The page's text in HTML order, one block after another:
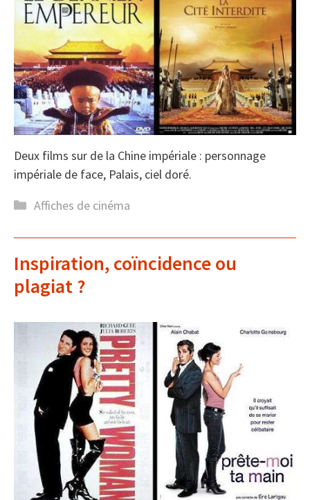
Deux films sur de la Chine impériale : personnage
impériale de face, Palais, ciel doré.
Catégories
Affiches de cinéma
Inspiration, coïncidence ou
plagiat ?